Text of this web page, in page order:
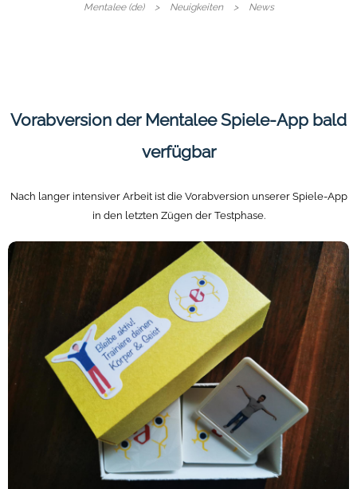
Mentalee (de) Neuigkeiten News
Vorabversion der Mentalee Spiele-App bald
verfügbar
Nach langer intensiver Arbeit ist die Vorabversion unserer Spiele-App
in den letzten Zügen der Testphase.